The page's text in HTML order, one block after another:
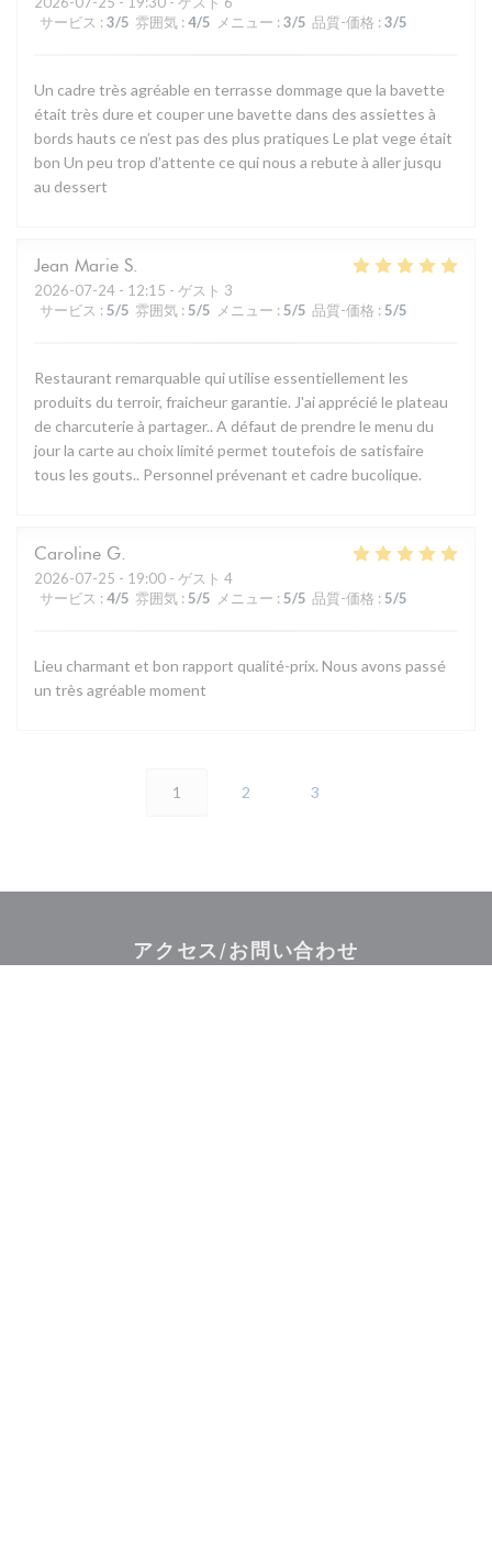
サービス : 3/5 雰囲気 : 4/5 メニュー : 3/5 品質-価格 : 3/5
Un cadre très agréable en terrasse dommage que la bavette
était très dure et couper une bavette dans des assiettes à
bords hauts ce n’est pas des plus pratiques Le plat vege était
bon Un peu trop d’attente ce qui nous a rebute à aller jusqu
au dessert
Jean Marie S
2026-07-24 - 12:15 - ゲスト 3
サービス : 5/5 雰囲気 : 5/5 メニュー : 5/5 品質-価格 : 5/5
Restaurant remarquable qui utilise essentiellement les
produits du terroir, fraicheur garantie. J'ai apprécié le plateau
de charcuterie à partager.. A défaut de prendre le menu du
jour la carte au choix limité permet toutefois de satisfaire
tous les gouts.. Personnel prévenant et cadre bucolique.
Caroline G
2026-07-25 - 19:00 - ゲスト 4
サービス : 4/5 雰囲気 : 5/5 メニュー : 5/5 品質-価格 : 5/5
Lieu charmant et bon rapport qualité-prix. Nous avons passé
un très agréable moment
1 2 3
アクセス/お問い合わせ